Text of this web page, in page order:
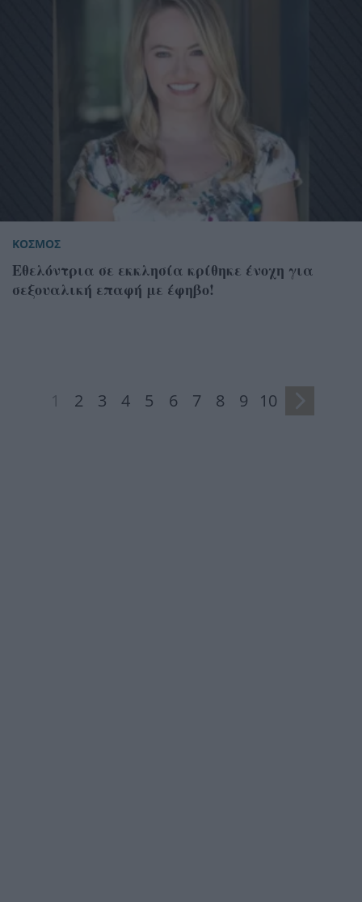
ΚΟΣΜΟΣ
Εθελόντρια σε εκκλησία κρίθηκε ένοχη για
σεξουαλική επαφή με έφηβο!
1 2 3 4 5 6 7 8 9 10